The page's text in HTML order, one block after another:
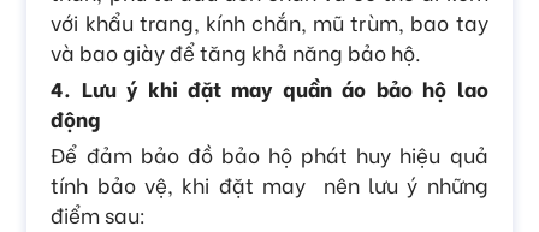
với khẩu trang, kính chắn, mũ trùm, bao tay
và bao giày để tăng khả năng bảo hộ.
4. Lưu ý khi đặt may quần áo bảo hộ lao
động
Để đảm bảo đồ bảo hộ phát huy hiệu quả
tính bảo vệ, khi đặt may nên lưu ý những
điểm sau: